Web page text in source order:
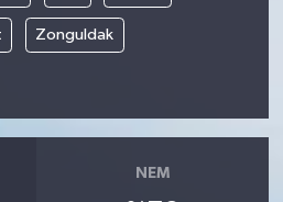
Zonguldak
NEM